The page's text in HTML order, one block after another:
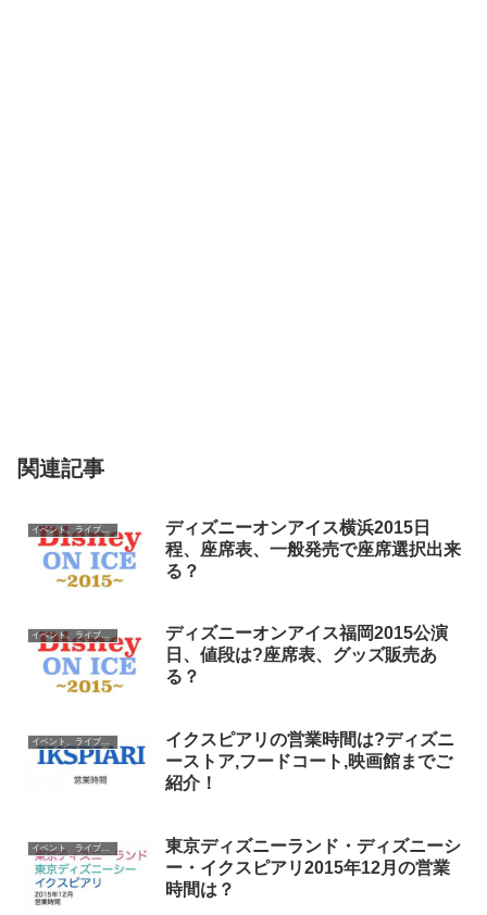
関連記事
イベント、ライブ最新情報
ディズニーオンアイス横浜2015日
程、座席表、一般発売で座席選択出来
る？
イベント、ライブ最新情報
ディズニーオンアイス福岡2015公演
日、値段は?座席表、グッズ販売あ
る？
イベント、ライブ最新情報
イクスピアリの営業時間は?ディズニ
ーストア,フードコート,映画館までご
紹介！
イベント、ライブ最新情報
東京ディズニーランド・ディズニーシ
ー・イクスピアリ2015年12月の営業
時間は？